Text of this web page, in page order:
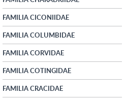
FAMILIA CICONIIDAE
FAMILIA COLUMBIDAE
FAMILIA CORVIDAE
FAMILIA COTINGIDAE
FAMILIA CRACIDAE